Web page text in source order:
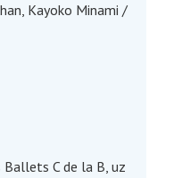
Kayoko Minami /
C de la B, uz